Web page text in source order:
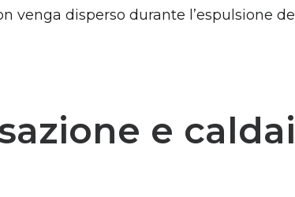
venga disperso durante l’espulsione
e